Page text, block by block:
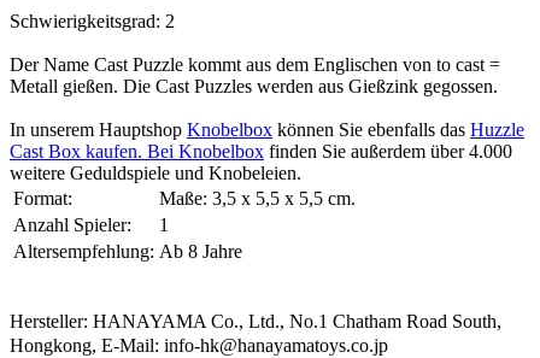
Schwierigkeitsgrad: 2
Der Name Cast Puzzle kommt aus dem Englischen von to cast =
Metall gießen. Die Cast Puzzles werden aus Gießzink gegossen.
In unserem Hauptshop Knobelbox können Sie ebenfalls das Huzzle
Cast Box kaufen. Bei Knobelbox finden Sie außerdem über 4.000
weitere Geduldspiele und Knobeleien.
Format:
Maße: 3,5 x 5,5 x 5,5 cm.
Anzahl Spieler:
1
Altersempfehlung: Ab 8 Jahre
Hersteller: HANAYAMA Co., Ltd., No.1 Chatham Road South,
Hongkong, E-Mail: info-hk@hanayamatoys.co.jp